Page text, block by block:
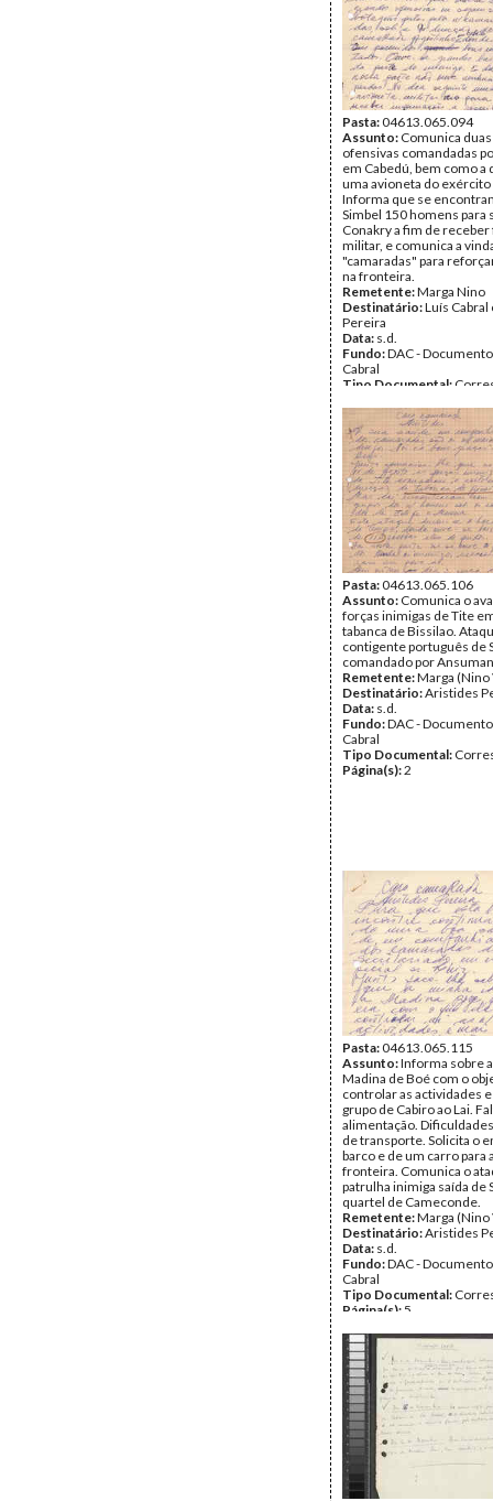
Pasta:04613.065.094
Assunto: Comunica
ofensivas comandadas
em Cabedú, bem como a
uma avioneta do
Informa que se
Simbel 150 homens para
Conakry a fim de
militar, e comunica a
"camaradas" para
na fronteira.
Remetente:Marga Nino
Destinatário:Luís
Pereira
Data: s.d.
Fundo:DAC -
Cabral
Tipo Documental:
Pasta:04613.065.106
Assunto: Comunica o
forças inimigas de Tite
tabanca de Bissilao.
contigente português de
comandado por
Remetente:Marga (Nino
Destinatário:Aristides
Data: s.d.
Fundo:DAC -
Cabral
Tipo Documental:
Página(s):2
Pasta:04613.065.115
Assunto:Informa sobre
Madina de Boé com o
controlar as actividades
grupo de Cabiro ao Lai.
alimentação.
de transporte. Solicita o
barco e de um carro para
fronteira. Comunica o
patrulha inimiga saída de
quartel de Cameconde.
Remetente:Marga (Nino
Destinatário:Aristides
Data: s.d.
Fundo:DAC -
Cabral
Tipo Documental:
Página(s): 5